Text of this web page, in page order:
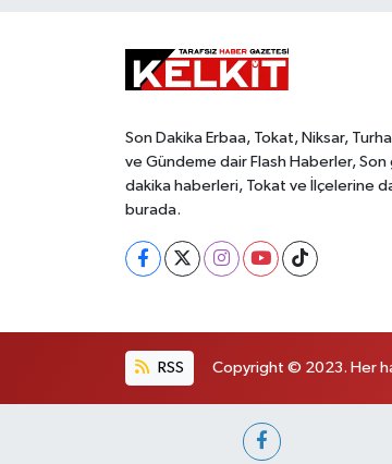
Son Dakika Erbaa, Tokat, Niksar,
ve Gündeme dair Flash Haberler,
dakika haberleri, Tokat ve İlçelerine
burada.
RSS Copyright © 2023. Her